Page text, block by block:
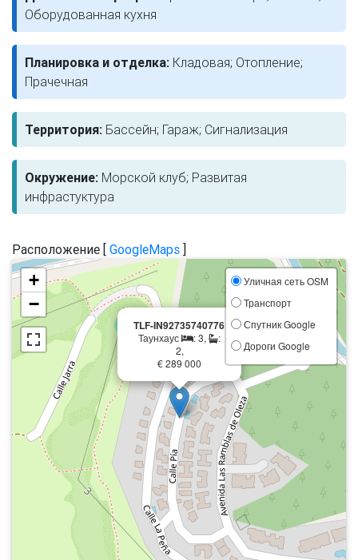
Оборудованная кухня
Планировка и отделка: Кладовая; Отопление;
Прачечная
Территория: Бассейн; Гараж; Сигнализация
Окружение: Морской клуб; Развитая
инфрастуктура
Расположение [ GoogleMaps ]
TLF-IN92735740776
Таунхаус : 3,
:
2,
€ 289 000
×
+
−
Уличная сеть OSM
Транспорт
Спутник Google
Дороги Google